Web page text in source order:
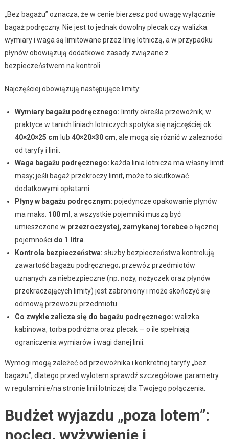
„Bez bagażu” oznacza, że w cenie bierzesz pod uwagę wyłącznie
bagaż podręczny. Nie jest to jednak dowolny plecak czy walizka:
wymiary i waga są limitowane przez linię lotniczą, a w przypadku
płynów obowiązują dodatkowe zasady związane z
bezpieczeństwem na kontroli.
Najczęściej obowiązują następujące limity:
Wymiary bagażu podręcznego: limity określa przewoźnik; w
praktyce w tanich liniach lotniczych spotyka się najczęściej ok.
40×20×25 cm lub 40×20×30 cm, ale mogą się różnić w zależności
od taryfy i linii.
Waga bagażu podręcznego: każda linia lotnicza ma własny limit
masy; jeśli bagaż przekroczy limit, może to skutkować
dodatkowymi opłatami.
Płyny w bagażu podręcznym: pojedyncze opakowanie płynów
ma maks. 100 ml, a wszystkie pojemniki muszą być
umieszczone w przezroczystej, zamykanej torebceo łącznej
pojemności do 1 litra
Kontrola bezpieczeństwa: służby bezpieczeństwa kontrolują
zawartość bagażu podręcznego; przewóz przedmiotów
uznanych za niebezpieczne (np. noży, nożyczek oraz płynów
przekraczających limity) jest zabroniony i może skończyć się
odmową przewozu przedmiotu.
Co zwykle zalicza się do bagażu podręcznego: walizka
kabinowa, torba podróżna oraz plecak — o ile spełniają
ograniczenia wymiarów i wagi danej linii.
Wymogi mogą zależeć od przewoźnika i konkretnej taryfy „bez
bagażu”, dlatego przed wylotem sprawdź szczegółowe parametry
w regulaminie/na stronie linii lotniczej dla Twojego połączenia.
Budżet wyjazdu „poza lotem”:
nocleg, wyżywienie i